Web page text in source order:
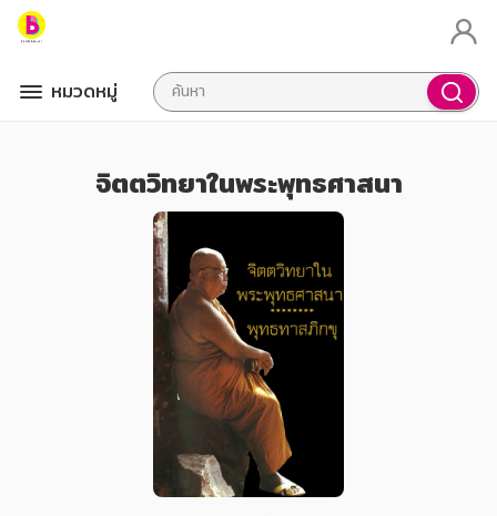
หมวดหมู่
จิตตวิทยาในพระพุทธศาสนา